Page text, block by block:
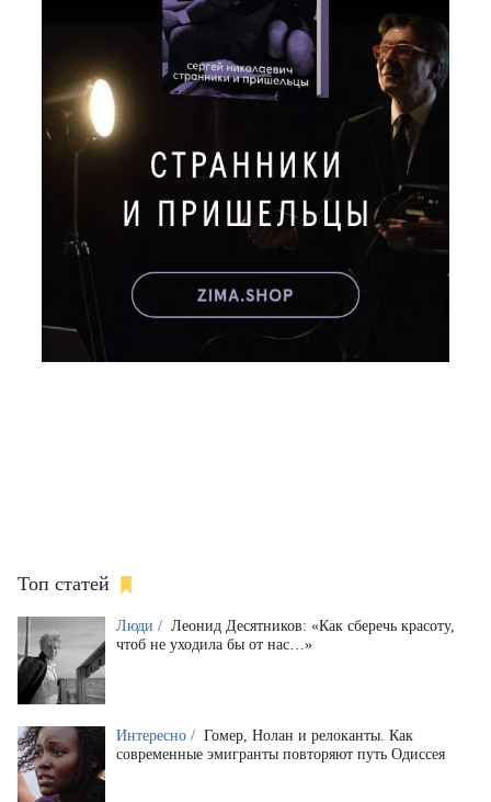
Топ статей
Люди / Леонид Десятников: «Как сберечь красоту,
чтоб не уходила бы от нас…»
Интересно / Гомер, Нолан и релоканты. Как
современные эмигранты повторяют путь Одиссея